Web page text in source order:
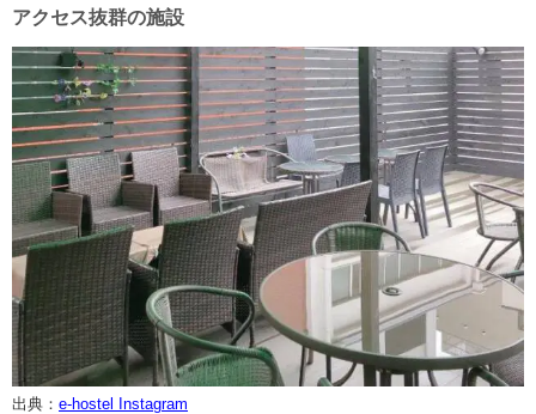
アクセス抜群の施設
出典： e-hostel Instagram